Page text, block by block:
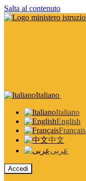
Salta al contenuto
Italiano
Italiano
English
Français
中文
عربى
Accedi